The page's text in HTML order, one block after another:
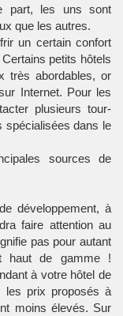
part, les uns sont
que les autres.
un certain confort
petits hôtels
très abordables, or
Internet. Pour les
plusieurs tour-
spécialisées dans le
sources de
développement, à
faire attention au
pas pour autant
haut de gamme !
à votre hôtel de
les prix proposés à
moins élevés. Sur